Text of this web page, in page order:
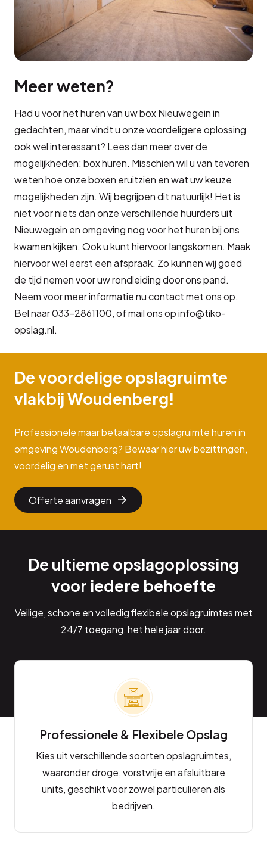
Meer weten?
Had u voor het huren van uw box Nieuwegein in
gedachten, maar vindt u onze voordeligere oplossing
ook wel interessant? Lees dan meer over de
mogelijkheden: box huren. Misschien wil u van tevoren
weten hoe onze boxen eruitzien en wat uw keuze
mogelijkheden zijn. Wij begrijpen dit natuurlijk! Het is
niet voor niets dan onze verschillende huurders uit
Nieuwegein en omgeving nog voor het huren bij ons
kwamen kijken. Ook u kunt hiervoor langskomen. Maak
hiervoor wel eerst een afspraak. Zo kunnen wij goed
de tijd nemen voor uw rondleiding door ons pand.
Neem voor meer informatie nu contact met ons op.
Bel naar 033-2861100, of mail ons op info@tiko-
opslag.nl.
De voordelige opslagruimte
vlakbij Woudenberg!
Professionele maar betaalbare opslagruimte huren in
omgeving Woudenberg? Bewaar hier uw bezittingen,
voordelig en met gerust hart!
Offerte aanvragen
De ultieme opslagoplossing
voor iedere behoefte
Veilige, schone en volledig flexibele opslagruimtes met
24/7 toegang, het hele jaar door.
Professionele & Flexibele Opslag
Kies uit verschillende soorten opslagruimtes,
waaronder droge, vorstvrije en afsluitbare
units, geschikt voor zowel particulieren als
bedrijven.